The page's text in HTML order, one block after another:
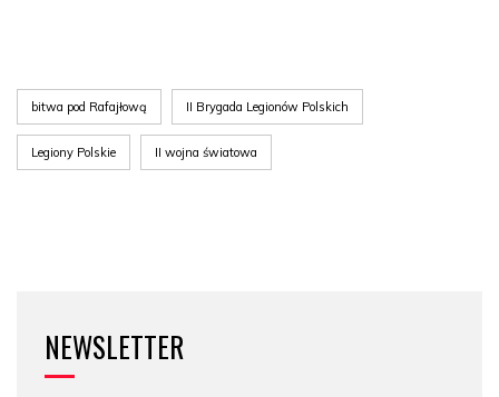
bitwa pod Rafajłową II Brygada Legionów Polskich
Legiony Polskie II wojna światowa
NEWSLETTER